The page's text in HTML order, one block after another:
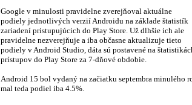
Google v minulosti pravidelne zverejňoval aktuálne
podiely jednotlivých verzií Androidu na základe štatistík
zariadení pristupujúcich do Play Store. Už dlhšie ich ale
pravidelne nezverejňuje a iba občasne aktualizuje tieto
podiely v Android Studio, dáta sú postavené na
prístupov do Play Store za 7-dňové obdobie.
Android 15 bol vydaný na začiatku septembra minulého
mal teda podiel iba 4.5%.